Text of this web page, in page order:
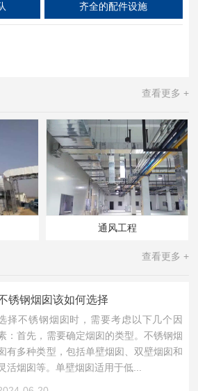
齐全的配件设施
查看更多 +
通风工程
查看更多 +
锈钢烟囱该如何选择
择不锈钢烟囱时，需要考虑以下几个因
：首先，需要确定烟囱的类型。不锈钢烟
有多种类型，包括单壁烟囱、双壁烟囱和
活烟囱等。单壁烟囱适用于低...